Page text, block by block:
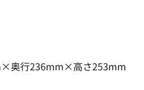
奥行236mm×高さ253mm